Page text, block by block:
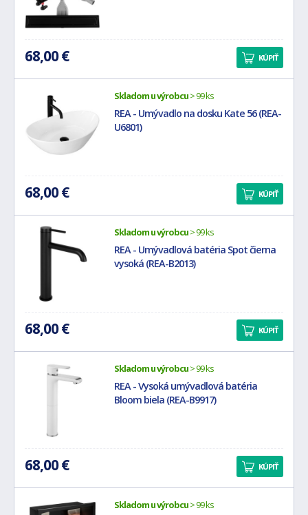
68,00 € KÚPIŤ
Skladom u výrobcu> 99 ks
REA - Umývadlo na dosku Kate 56 (REA-
U6801)
68,00 € KÚPIŤ
Skladom u výrobcu> 99 ks
REA - Umývadlová batéria Spot čierna
vysoká (REA-B2013)
68,00 € KÚPIŤ
Skladom u výrobcu> 99 ks
REA - Vysoká umývadlová batéria
Bloom biela (REA-B9917)
68,00 € KÚPIŤ
Skladom u výrobcu> 99 ks